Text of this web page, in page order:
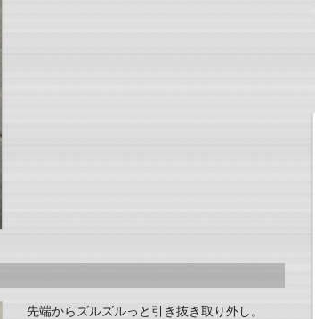
先端からズルズルっと引き抜き取り外し。